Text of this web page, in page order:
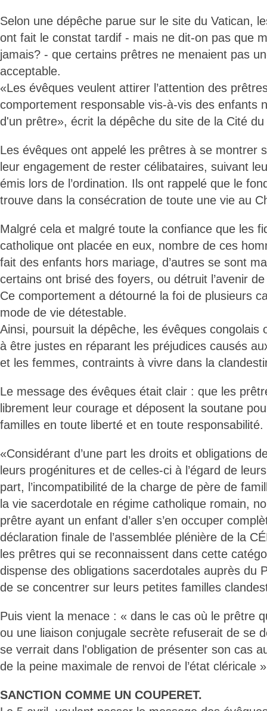
Selon une dépêche parue sur le site du Vatican,
ont fait le constat tardif - mais ne dit-on pas que
jamais? - que certains prêtres ne menaient pas
acceptable.
«Les évêques veulent attirer l’attention des
comportement responsable vis-à-vis des enfants
d'un prêtre», écrit la dépêche du site de la Cité du
Les évêques ont appelé les prêtres à se montrer
leur engagement de rester célibataires, suivant
émis lors de l’ordination. Ils ont rappelé que le
trouve dans la consécration de toute une vie au
Malgré cela et malgré toute la confiance que les
catholique ont placée en eux, nombre de ces
fait des enfants hors mariage, d’autres se sont
certains ont brisé des foyers, ou détruit l’avenir
Ce comportement a détourné la foi de plusieurs
mode de vie détestable.
Ainsi, poursuit la dépêche, les évêques congolais
à être justes en réparant les préjudices causés
et les femmes, contraints à vivre dans la
Le message des évêques était clair : que les
librement leur courage et déposent la soutane
familles en toute liberté et en toute responsabilité.
«Considérant d’une part les droits et obligations
leurs progénitures et de celles-ci à l’égard de
part, l’incompatibilité de la charge de père de
la vie sacerdotale en régime catholique romain,
prêtre ayant un enfant d’aller s’en occuper
déclaration finale de l’assemblée plénière de la
les prêtres qui se reconnaissent dans cette
dispense des obligations sacerdotales auprès du
de se concentrer sur leurs petites familles
Puis vient la menace : « dans le cas où le prêtre
ou une liaison conjugale secrète refuserait de se
se verrait dans l'obligation de présenter son cas
de la peine maximale de renvoi de l’état cléricale
SANCTION COMME UN COUPERET.